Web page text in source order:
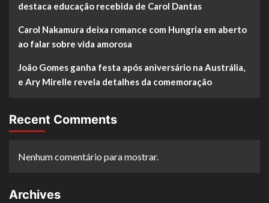
destaca educação recebida de Carol Dantas
Carol Nakamura deixa romance com Hungria em aberto
ao falar sobre vida amorosa
João Gomes ganha festa após aniversário na Austrália,
e Ary Mirelle revela detalhes da comemoração
Recent Comments
Nenhum comentário para mostrar.
Archives